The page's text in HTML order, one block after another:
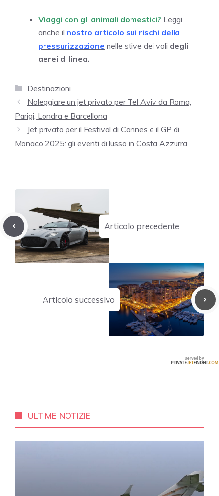
Viaggi con gli animali domestici? Leggi
anche il nostro articolo sui rischi della
pressurizzazione nelle stive dei voli degli
aerei di linea.
Categorie
Destinazioni
Noleggiare un jet privato per Tel Aviv da Roma,
Parigi, Londra e Barcellona
Jet privato per il Festival di Cannes e il GP di
Monaco 2025: gli eventi di lusso in Costa Azzurra
Articolo precedente
Articolo successivo
ULTIME NOTIZIE